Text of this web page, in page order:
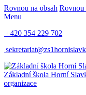
Rovnou na obsah Rovnou
Menu
+420 354 229 702
Základní škola Horní
organizace